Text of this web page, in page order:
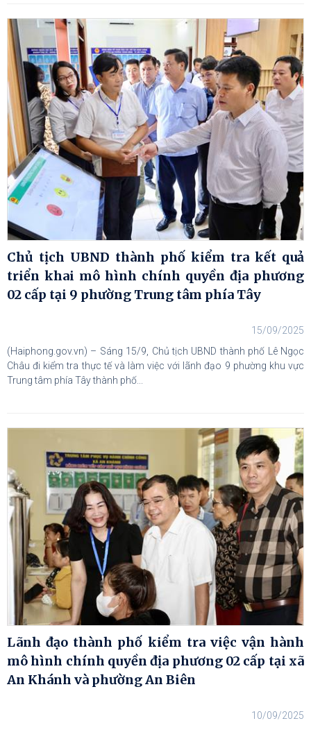
Chủ tịch UBND thành phố kiểm tra kết quả
triển khai mô hình chính quyền địa phương
02 cấp tại 9 phường Trung tâm phía Tây
15/09/2025
(Haiphong.gov.vn) – Sáng 15/9, Chủ tịch UBND thành phố Lê Ngọc
Châu đi kiểm tra thực tế và làm việc với lãnh đạo 9 phường khu vực
Trung tâm phía Tây thành phố...
Lãnh đạo thành phố kiểm tra việc vận hành
mô hình chính quyền địa phương 02 cấp tại xã
An Khánh và phường An Biên
10/09/2025